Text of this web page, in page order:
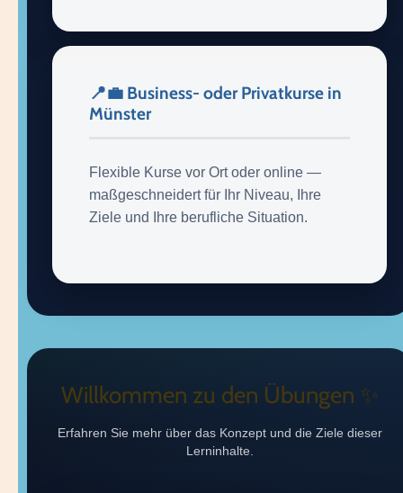
📍💼 Business- oder Privatkurse in
Münster
Flexible Kurse vor Ort oder online —
maßgeschneidert für Ihr Niveau, Ihre
Ziele und Ihre berufliche Situation.
Willkommen zu den Übungen ✨
Erfahren Sie mehr über das Konzept und die Ziele dieser
Lerninhalte.